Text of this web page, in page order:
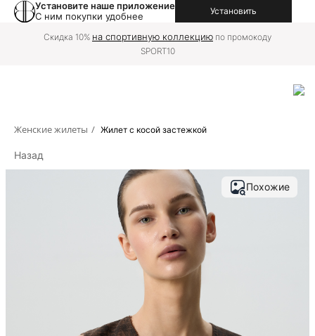
Установите наше приложение
С ним покупки удобнее
Установить
Скидка 10% на спортивную коллекцию по промокоду
SPORT10
Женские жилеты / Жилет с косой застежкой
Назад
Похожие